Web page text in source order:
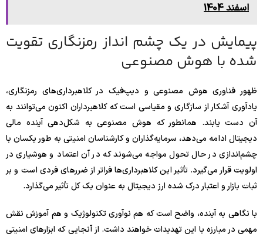
اسفند 1404
پیمایش در یک چشم انداز رمزنگاری تقویت
شده با هوش مصنوعی
ظهور فناوری هوش مصنوعی و دیپ‌فیک در کلاهبرداری‌های رمزنگاری،
یادآوری آشکار از سازگاری و مقیاسی است که کلاهبرداران اکنون می‌توانند به
آن دست یابند. همانطور که هوش مصنوعی به شکل‌دهی آینده مالی
دیجیتال ادامه می‌دهد، سرمایه‌گذاران و کارشناسان امنیتی به طور یکسان با
چشم‌اندازی در حال تحول مواجه می‌شوند که در آن اعتماد و هوشیاری در
اولویت قرار می‌گیرد. تأثیر این کلاهبرداری‌ها فراتر از ضررهای فردی است و بر
ثبات بازار و اعتبار درک شده ارز دیجیتال به عنوان یک کل تأثیر می‌گذارد.
با نگاهی به آینده، واضح است که هم نوآوری تکنولوژیک و هم آموزش نقش
مهمی در مبارزه با این تهدیدات خواهند داشت. از آنجایی که ابزارهای امنیتی